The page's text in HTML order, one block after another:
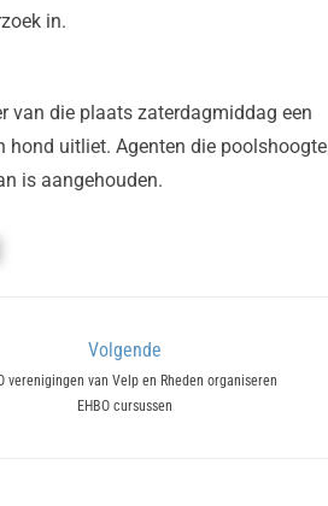
in.
van die plaats zaterdagmiddag een
hond uitliet. Agenten die poolshoogte
is aangehouden.
Volgende
verenigingen van Velp en Rheden organiseren
EHBO cursussen